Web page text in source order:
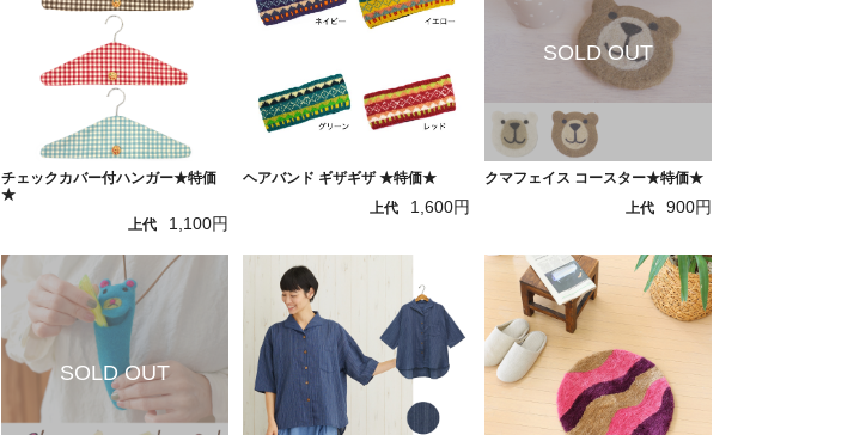
チェックカバー付ハンガー★特価
★
上代
1,100円
ヘアバンド ギザギザ ★特価★
上代
1,600円
クマフェイス コースター★特価★
上代
900円